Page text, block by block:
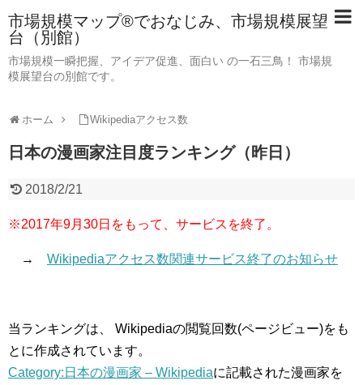
市場規模マップ®でおなじみ、市場規模展望
台（別館）
市場規模一瞬把握、アイデア促進、面白い の一石三鳥！ 市場規
模展望台の別館です。
ホーム Wikipediaアクセス数
日本の漫画家注目度ランキング（昨日）
2018/2/21
※2017年9月30日をもって、サービスを終了。
→ Wikipediaアクセス数関連サービス終了のお知らせ
当ランキングは、 Wikipediaの閲覧回数(ページビュー)をも
とに作成されています。
Category:日本の漫画家 – Wikipediaに記載された漫画家を